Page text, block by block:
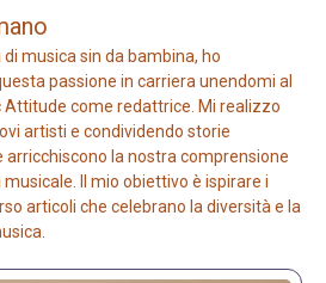
musica sin da bambina, ho
passione in carriera unendomi al
Attitude come redattrice. Mi realizzo
artisti e condividendo storie
arricchiscono la nostra comprensione
Il mio obiettivo è ispirare i
articoli che celebrano la diversità e la